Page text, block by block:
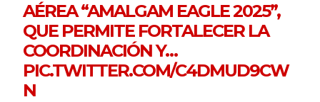
AÉREA “AMALGAM EAGLE 2025”,
QUE PERMITE FORTALECER LA
COORDINACIÓN Y…
PIC.TWITTER.COM/C4DMUD9CW
N